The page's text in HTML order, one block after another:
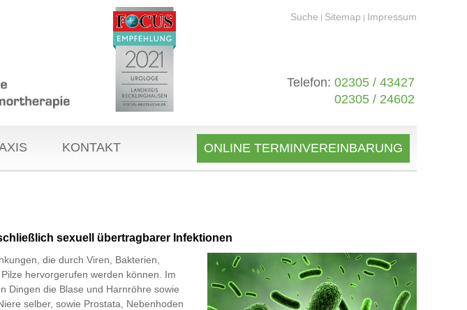
Suche | Sitemap | Impressum
Telefon: 02305 / 43427
02305 / 24602
KONTAKT ONLINE TERMINVEREINBARUNG
sexuell übertragbarer Infektionen
die durch Viren, Bakterien,
hervorgerufen werden können. Im
Dingen die Blase und Harnröhre sowie
selber, sowie Prostata, Nebenhoden